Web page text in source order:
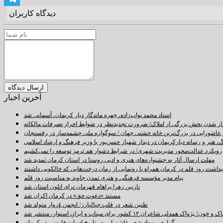
Telegram
دیدگاه کاربران
آخرین اخبار
استاد محمد نواب‌زاده، چهره ماندگار دیار کریمان، آسمانی شد
شدن بخش بزرگی از املاک/ ضرورت تجدیدنظر در ضوابط احراز تصرفات مالکانه
در بزرگ‌ترین خانه خشتی جهان / سوگواره ملی چشمه‌سار در رفسنجان
هنر و رسانه دیارکریمان در دیدار شهباز حسن‌پور با وزیر فرهنگ و ارشاد اسلامی
رویکرد عدالت‌محور مدیریت شهری/ در شرایط دشوار هم ترمز توسعه را نمی‌کشیم
مهلت ارسال آثار به جشنواره‌های هنری و ادبی روستا در استان کرمان تمدید شد
روز قلم در کرمان همراه با رونمایی از رمان درخت‌هایی که خالکوبی داشتند
پیام مدیر مؤسسه فرهنگی و هنری تمدن جاوید به مناسبت روز قلم
نازنین زهرا پراهام قهرمان ترای اتلون استان شد
مستند «دعوت حق» در کرمان اکران شد
طنین شعر در قلب جبالبارز؛ انجمن وُروار متولد شد
پژواک همدلی شاعران ۱۲ کشور برای میناب و ایرانِ استوار، منتشر شد